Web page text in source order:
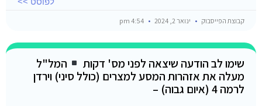
קבוצת הפייסבוק ינואר 2, 2024
שימו לב הודעה שיצאה לפני מס' דקות
המל"ל
מעלה את אזהרות המסע למצרים (כולל סיני) וירדן
לרמה 4 (איום גבוה) –